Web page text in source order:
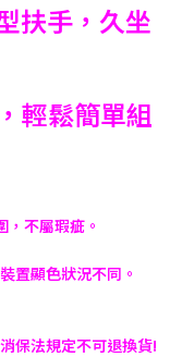
扶手，久坐
輕鬆簡單組
不屬瑕疵。
置顯色狀況不同。
保法規定不可退換貨!